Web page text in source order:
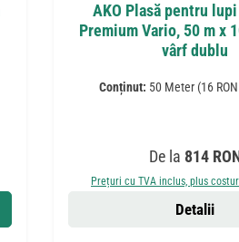
AKO Plasă pentru
Premium Vario, 50 m x
vârf dublu
Conținut: 50 Meter (16
Preț obișnuit:
De la 814
Prețuri cu TVA inclus, plus
Detalii